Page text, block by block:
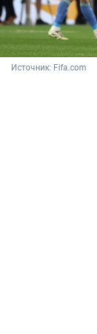
Источник: Fifa.com